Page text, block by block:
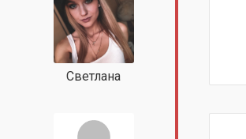
Светлана